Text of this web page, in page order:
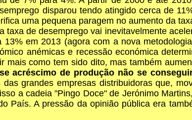
disparou tendo atingido cerca de
uma pequena paragem no aumento da
de desemprego vai inevitavelmente
em 2013 (agora com a nova
anémicas e recessão económica
como tem sido dito, mas também
acréscimo de produção não se
grandes empresas distribuidoras que,
a cadeia "Pingo Doce" de Jerónimo
País. A pressão da opinião pública era